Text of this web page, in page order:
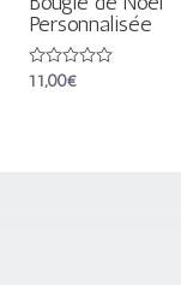
Personnalisée
Note
11,00€